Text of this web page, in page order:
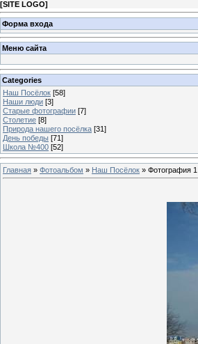
[SITE LOGO]
Форма входа
Меню сайта
Categories
Наш Посёлок [58]
Наши люди [3]
Старые фотографии [7]
Столетие [8]
Природа нашего посёлка [31]
День победы [71]
Школа №400 [52]
Главная » Фотоальбом » Наш Посёлок » Фотография 1